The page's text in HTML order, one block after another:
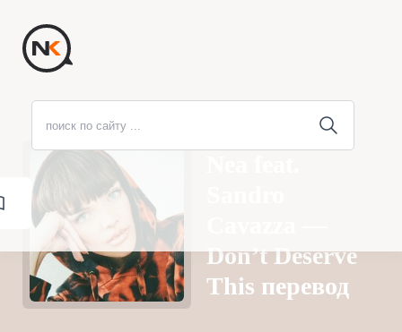
Don’t Deserve
This перевод